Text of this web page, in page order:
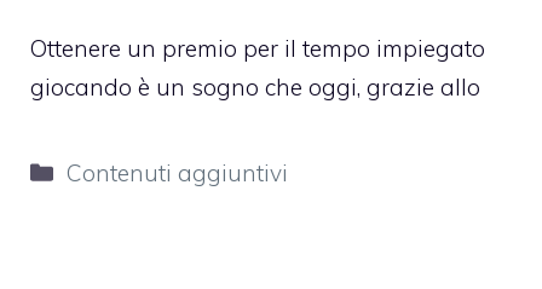
Ottenere un premio per il tempo impiegato
giocando è un sogno che oggi, grazie allo
Categorie
Contenuti aggiuntivi